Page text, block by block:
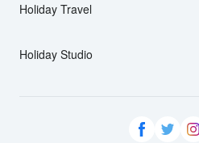
Holiday Travel
Holiday Studio